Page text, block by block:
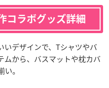
コラボグッズ詳細
いデザインで、Tシャツやバ
ムから、バスマットや枕カバ
。